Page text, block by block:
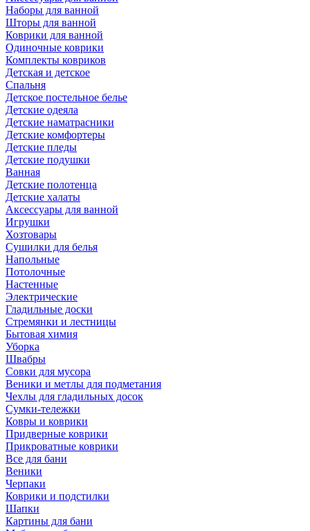
Наборы для ванной
Шторы для ванной
Коврики для ванной
Одиночные коврики
Комплекты ковриков
Детская и детское
Спальня
Детское постельное белье
Детские одеяла
Детские наматрасники
Детские комфортеры
Детские пледы
Детские подушки
Ванная
Детские полотенца
Детские халаты
Аксессуары для ванной
Игрушки
Хозтовары
Сушилки для белья
Напольные
Потолочные
Настенные
Электрические
Гладильные доски
Стремянки и лестницы
Бытовая химия
Уборка
Швабры
Совки для мусора
Веники и метлы для подметания
Чехлы для гладильных досок
Сумки-тележки
Ковры и коврики
Придверные коврики
Прикроватные коврики
Все для бани
Веники
Черпаки
Коврики и подстилки
Шапки
Картины для бани